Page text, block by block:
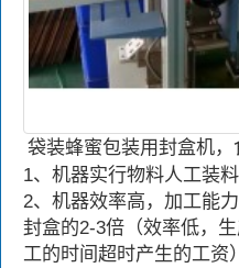
袋装蜂蜜包装用封盒机，
1、机器实行物料人工装
2、机器效率高，加工能
封盒的2-3倍（效率低，
工的时间超时产生的工资